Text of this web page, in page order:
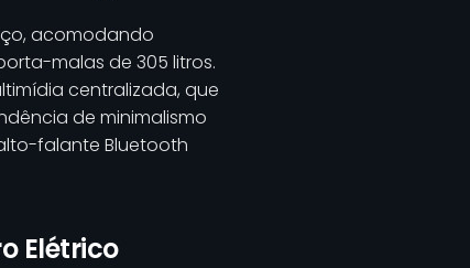
acomodando
malas de 305 litros.
centralizada, que
de minimalismo
falante Bluetooth
Elétrico